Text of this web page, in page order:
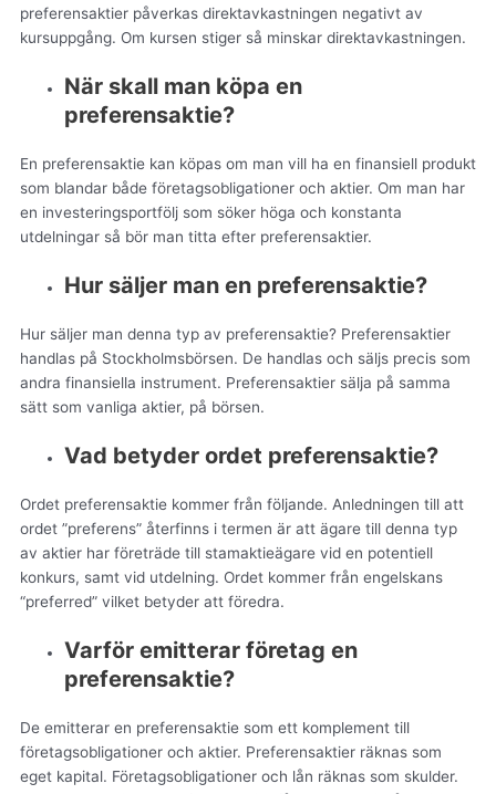
preferensaktier påverkas direktavkastningen negativt av
kursuppgång. Om kursen stiger så minskar direktavkastningen.
När skall man köpa en
preferensaktie?
En preferensaktie kan köpas om man vill ha en finansiell produkt
som blandar både företagsobligationer och aktier. Om man har
en investeringsportfölj som söker höga och konstanta
utdelningar så bör man titta efter preferensaktier.
Hur säljer man en preferensaktie?
Hur säljer man denna typ av preferensaktie? Preferensaktier
handlas på Stockholmsbörsen. De handlas och säljs precis som
andra finansiella instrument. Preferensaktier sälja på samma
sätt som vanliga aktier, på börsen.
Vad betyder ordet preferensaktie?
Ordet preferensaktie kommer från följande. Anledningen till att
ordet ”preferens” återfinns i termen är att ägare till denna typ
av aktier har företräde till stamaktieägare vid en potentiell
konkurs, samt vid utdelning. Ordet kommer från engelskans
“preferred” vilket betyder att föredra.
Varför emitterar företag en
preferensaktie?
De emitterar en preferensaktie som ett komplement till
företagsobligationer och aktier. Preferensaktier räknas som
eget kapital. Företagsobligationer och lån räknas som skulder.